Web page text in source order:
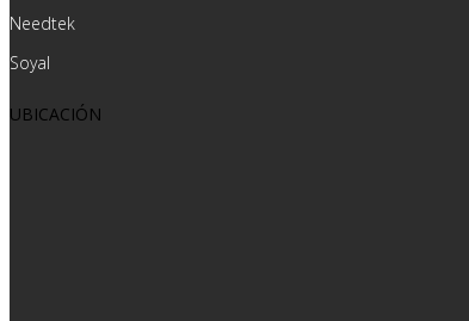
Needtek
Soyal
UBICACIÓN